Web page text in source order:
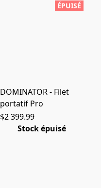
ÉPUISÉ
DOMINATOR - Filet
portatif Pro
$2 399.99
Stock épuisé